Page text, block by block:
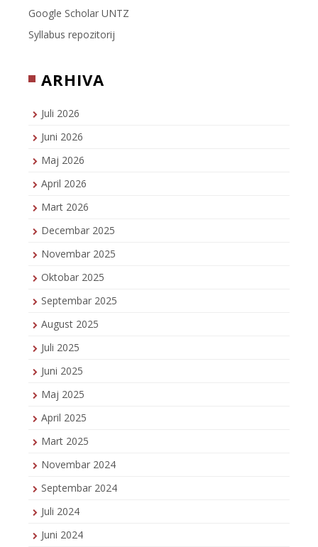
Google Scholar UNTZ
Syllabus repozitorij
ARHIVA
Juli 2026
Juni 2026
Maj 2026
April 2026
Mart 2026
Decembar 2025
Novembar 2025
Oktobar 2025
Septembar 2025
August 2025
Juli 2025
Juni 2025
Maj 2025
April 2025
Mart 2025
Novembar 2024
Septembar 2024
Juli 2024
Juni 2024